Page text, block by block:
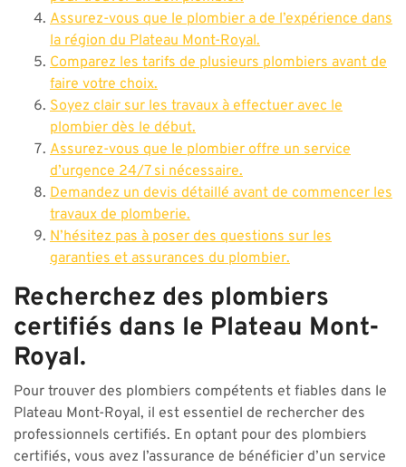
Assurez-vous que le plombier a de l’expérience dans
la région du Plateau Mont-Royal.
Comparez les tarifs de plusieurs plombiers avant de
faire votre choix.
Soyez clair sur les travaux à effectuer avec le
plombier dès le début.
Assurez-vous que le plombier offre un service
d’urgence 24/7 si nécessaire.
Demandez un devis détaillé avant de commencer les
travaux de plomberie.
N’hésitez pas à poser des questions sur les
garanties et assurances du plombier.
Recherchez des plombiers
certifiés dans le Plateau Mont-
Royal.
Pour trouver des plombiers compétents et fiables dans le
Plateau Mont-Royal, il est essentiel de rechercher des
professionnels certifiés. En optant pour des plombiers
certifiés, vous avez l’assurance de bénéficier d’un service